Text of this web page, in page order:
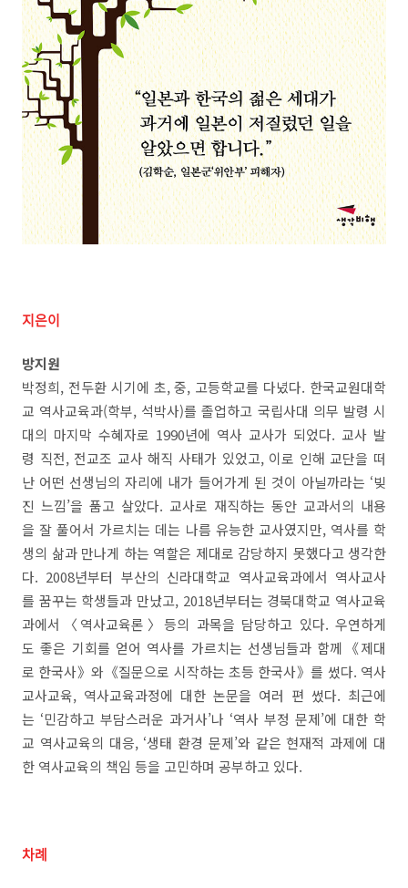
지은이
방지원
박정희, 전두환 시기에 초, 중, 고등학교를 다녔다. 한국교원대학
교 역사교육과(학부, 석박사)를 졸업하고 국립사대 의무 발령 시
대의 마지막 수혜자로 1990년에 역사 교사가 되었다. 교사 발
령 직전, 전교조 교사 해직 사태가 있었고, 이로 인해 교단을 떠
난 어떤 선생님의 자리에 내가 들어가게 된 것이 아닐까라는 ‘빚
진 느낌’을 품고 살았다. 교사로 재직하는 동안 교과서의 내용
을 잘 풀어서 가르치는 데는 나름 유능한 교사였지만, 역사를 학
생의 삶과 만나게 하는 역할은 제대로 감당하지 못했다고 생각한
다. 2008년부터 부산의 신라대학교 역사교육과에서 역사교사
를 꿈꾸는 학생들과 만났고, 2018년부터는 경북대학교 역사교육
과에서〈역사교육론〉등의 과목을 담당하고 있다. 우연하게
도 좋은 기회를 얻어 역사를 가르치는 선생님들과 함께《제대
로 한국사》와《질문으로 시작하는 초등 한국사》를 썼다. 역사
교사교육, 역사교육과정에 대한 논문을 여러 편 썼다. 최근에
는 ‘민감하고 부담스러운 과거사’나 ‘역사 부정 문제’에 대한 학
교 역사교육의 대응, ‘생태 환경 문제’와 같은 현재적 과제에 대
한 역사교육의 책임 등을 고민하며 공부하고 있다.
차례